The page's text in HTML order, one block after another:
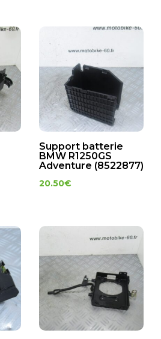
Support batterie
BMW R1250GS
Adventure (8522877)
20.50€